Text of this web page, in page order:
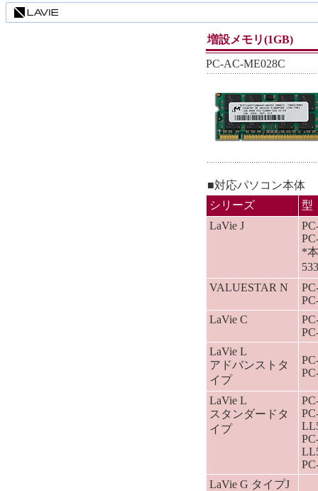
増設メモリ(1GB)
PC-AC-ME028C
■対応パソコン本体
シリーズ
LaVie J
*
VALUESTAR N
LaVie C
LaVie L
アドバンストタ
イプ
LaVie L
スタンダードタ
イプ
LaVie G タイプJ